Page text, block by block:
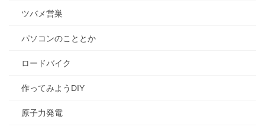
ツバメ営巣
パソコンのこととか
ロードバイク
作ってみようDIY
原子力発電